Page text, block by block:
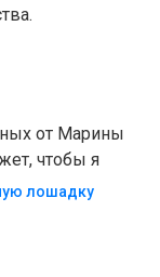
от Марины
чтобы я
лошадку